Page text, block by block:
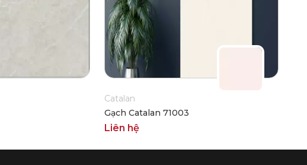
Catalan
Gạch Catalan 71003
Liên hệ